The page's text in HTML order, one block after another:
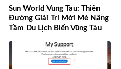
Sun World Vung Tau: Thiên
Đường Giải Trí Mới Mẻ Nâng
Tầm Du Lịch Biển Vũng Tàu